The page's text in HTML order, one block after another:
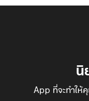
นิ
App ที่จะทำให้